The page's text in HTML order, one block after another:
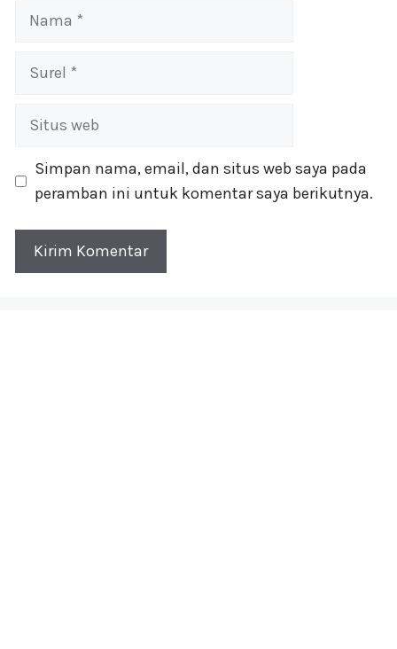
Nama
Surel
Situs
Simpan nama, email, dan situs web saya pada
peramban ini untuk komentar saya berikutnya.